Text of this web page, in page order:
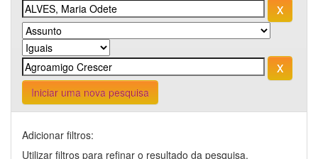
Iniciar uma nova pesquisa
Adicionar filtros:
Utilizar filtros para refinar o resultado da pesquisa.